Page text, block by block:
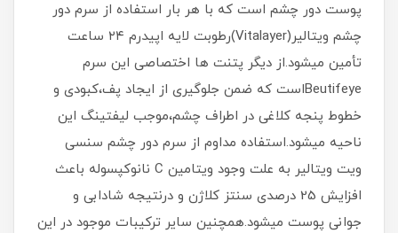
پوست دور چشم است که با هر بار استفاده از سرم دور
چشم ویتالیر(Vitalayer)رطوبت لایه اپیدرم ۲۴ ساعت
تأمین میشود.از دیگر پتنت ها اختصاصی این سرم
Beutifeyeاست که ضمن جلوگیری از ایجاد پف،کبودی و
خطوط پنجه کلاغی در اطراف چشم،موجب لیفتینگ این
ناحیه میشود.استفاده مداوم از سرم دور چشم سنسى
ویت ویتالیر به علت وجود ویتامین C نانوکپسوله باعث
افزایش 25 درصدی سنتز کلاژن و درنتیجه شادابی و
جوانی پوست میشود.همچنین سایر ترکیبات موجود در این